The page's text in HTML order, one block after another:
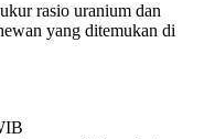
rasio uranium dan
yang ditemukan di